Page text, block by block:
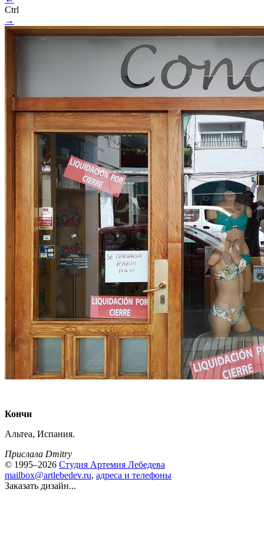
Ctrl
→
Кончи
Альтеа, Испания.
Прислала Dmitry
© 1995–2026 Студия Артемия Лебедева
mailbox@artlebedev.ru, адреса и телефоны
Заказать дизайн...